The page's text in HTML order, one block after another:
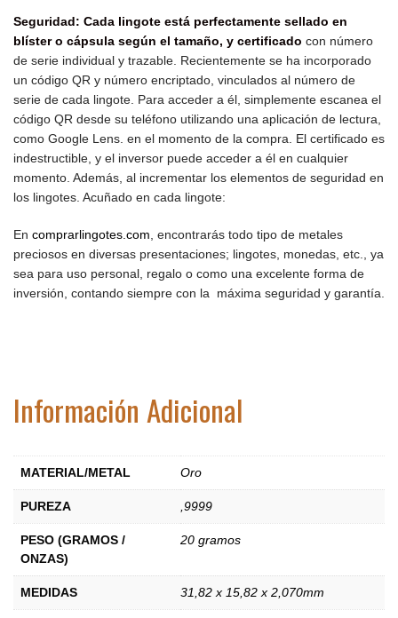
Seguridad: Cada lingote está perfectamente sellado en
blíster o cápsula según el tamaño, y certificado con número
de serie individual y trazable. Recientemente se ha incorporado
un código QR y número encriptado, vinculados al número de
serie de cada lingote. Para acceder a él, simplemente escanea el
código QR desde su teléfono utilizando una aplicación de lectura,
como Google Lens. en el momento de la compra. El certificado es
indestructible, y el inversor puede acceder a él en cualquier
momento. Además, al incrementar los elementos de seguridad en
los lingotes. Acuñado en cada lingote:
En comprarlingotes.com, encontrarás todo tipo de metales
preciosos en diversas presentaciones; lingotes, monedas, etc., ya
sea para uso personal, regalo o como una excelente forma de
inversión, contando siempre con la máxima seguridad y garantía.
Información Adicional
MATERIAL/METAL Oro
PUREZA ,9999
PESO (GRAMOS /
ONZAS)
20 gramos
MEDIDAS 31,82 x 15,82 x 2,070mm